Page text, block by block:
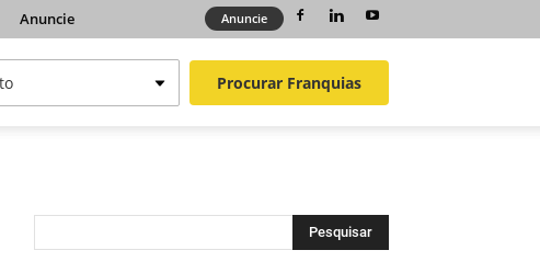
Anuncie Anuncie
Procurar Franquias